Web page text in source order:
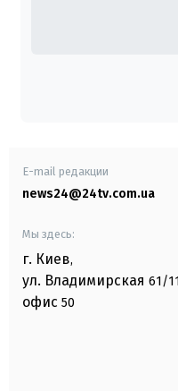
E-mail редакции
news24@24tv.com.ua
Мы здесь:
г. Киев,
ул. Владимирская 61/
офис 50